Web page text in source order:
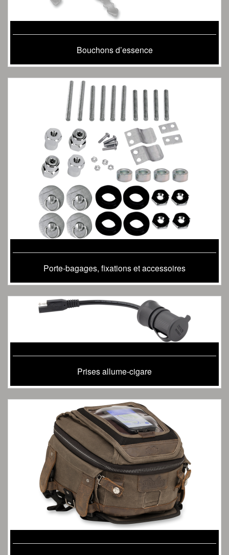
Bouchons d’essence
Porte-bagages, fixations et accessoires
Prises allume-cigare